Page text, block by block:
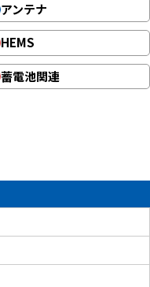
アンテナ
HEMS
蓄電池関連